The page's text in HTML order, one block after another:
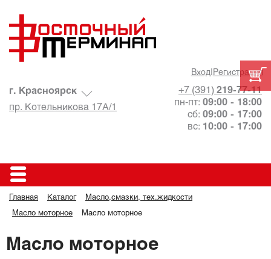
Вход| Регистрация
+7 (391) 219-77-11
пн-пт: 09:00 - 18:00
сб: 09:00 - 17:00
вс: 10:00 - 17:00
г. Красноярск
пр. Котельникова 17А/1
Главная Каталог Масло,смазки, тех.жидкости
Масло моторное Масло моторное
Масло моторное